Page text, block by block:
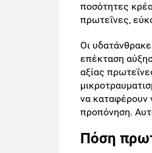
ποσότητες
πρωτεΐνες,
Οι
επέκταση
αξίας
να καταφέρουν
προπόνηση.
Πόση